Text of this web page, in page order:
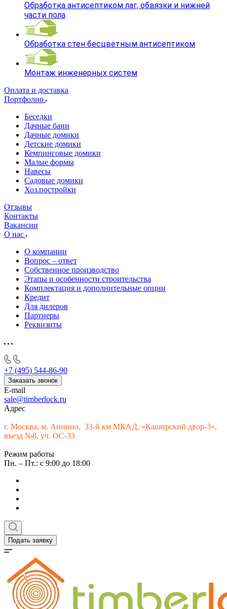
Обработка антисептиком лаг, обвязки и нижней
части пола
Обработка стен бесцветным антисептиком
Монтаж инженерных систем
Оплата и доставка
Портфолио
Беседки
Дачные бани
Дачные домики
Детские домики
Кемпинговые домики
Малые формы
Навесы
Садовые домики
Хоз.постройки
Отзывы
Контакты
Вакансии
О нас
О компании
Вопрос – ответ
Собственное производство
Этапы и особенности строительства
Комплектация и дополнительные опции
Кредит
Для дилеров
Партнеры
Реквизиты
+7 (495) 544-86-90
Заказать звонок
E-mail
sale@timberlock.ru
Адрес
г. Москва, м. Аннино, 33-й км МКАД, «Каширский двор-3»,
въезд №8, уч. ОС-33
Режим работы
Пн. – Пт.: с 9:00 до 18:00
Подать заявку